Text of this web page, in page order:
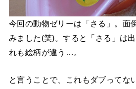
今回の動物ゼリーは「さる」。面
みました(笑)。すると「さる」は
れも絵柄が違う…。
と言うことで、これもダブってな